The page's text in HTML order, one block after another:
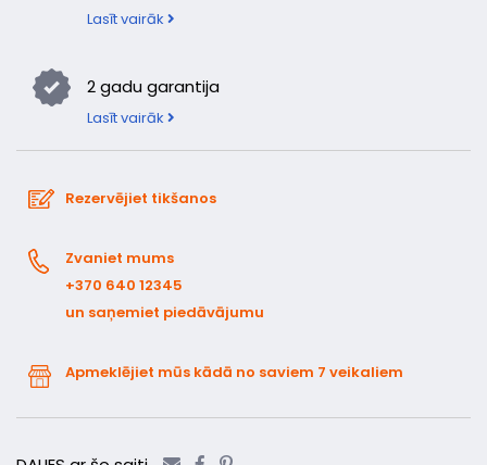
Lasīt vairāk
2 gadu garantija
Lasīt vairāk
Rezervējiet tikšanos
Zvaniet mums
+370 640 12345
un saņemiet piedāvājumu
Apmeklējiet mūs kādā no saviem 7 veikaliem